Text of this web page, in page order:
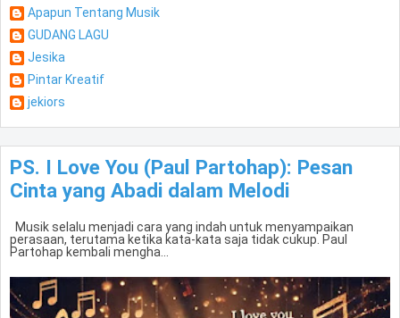
Apapun Tentang Musik
GUDANG LAGU
Jesika
Pintar Kreatif
jekiors
PS. I Love You (Paul Partohap): Pesan
Cinta yang Abadi dalam Melodi
Musik selalu menjadi cara yang indah untuk menyampaikan
perasaan, terutama ketika kata-kata saja tidak cukup. Paul
Partohap kembali mengha...